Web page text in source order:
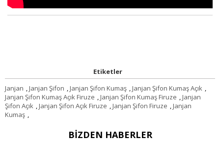
Etiketler
Janjan ,Janjan Şifon ,Janjan Şifon Kumaş ,Janjan Şifon Kumaş Açık ,
Janjan Şifon Kumaş Açık Firuze ,Janjan Şifon Kumaş Firuze ,Janjan
Şifon Açık ,Janjan Şifon Açık Firuze ,Janjan Şifon Firuze ,Janjan
Kumaş ,
BIZDEN HABERLER